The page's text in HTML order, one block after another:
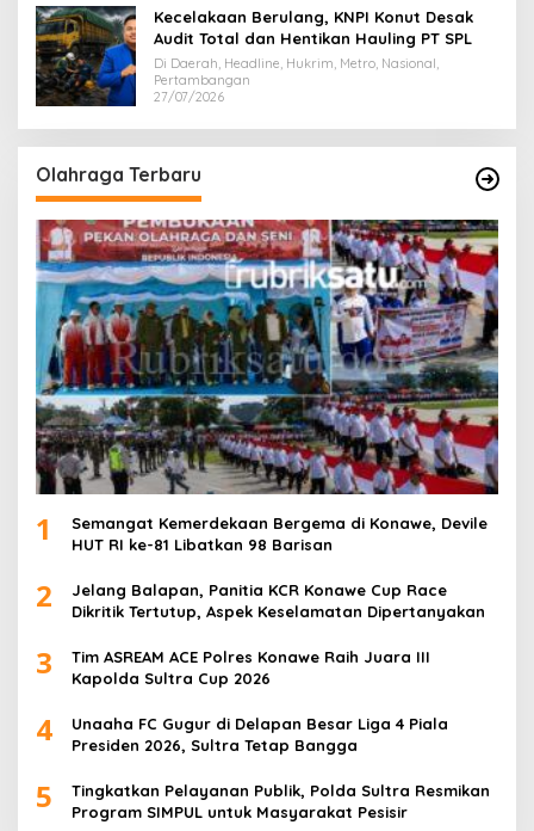
Kecelakaan Berulang, KNPI Konut Desak
Audit Total dan Hentikan Hauling PT SPL
Di Daerah, Headline, Hukrim, Metro, Nasional,
Pertambangan
27/07/2026
Olahraga Terbaru
1
Semangat Kemerdekaan Bergema di Konawe, Devile
HUT RI ke-81 Libatkan 98 Barisan
2
Jelang Balapan, Panitia KCR Konawe Cup Race
Dikritik Tertutup, Aspek Keselamatan Dipertanyakan
3
Tim ASREAM ACE Polres Konawe Raih Juara III
Kapolda Sultra Cup 2026
4
Unaaha FC Gugur di Delapan Besar Liga 4 Piala
Presiden 2026, Sultra Tetap Bangga
5
Tingkatkan Pelayanan Publik, Polda Sultra Resmikan
Program SIMPUL untuk Masyarakat Pesisir